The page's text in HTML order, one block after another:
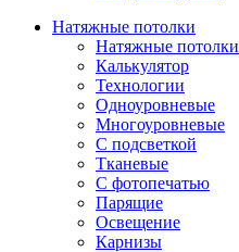
Натяжные потолки
Натяжные потолки
Калькулятор
Технологии
Одноуровневые
Многоуровневые
С подсветкой
Тканевые
С фотопечатью
Парящие
Освещение
Карнизы